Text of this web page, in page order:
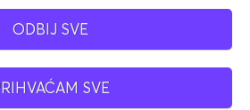
ODBIJ SVE
SVE